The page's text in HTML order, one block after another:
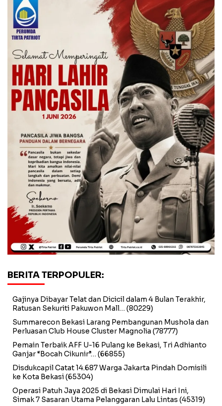
BERITA TERPOPULER:
Gajinya Dibayar Telat dan Dicicil dalam 4 Bulan Terakhir,
Ratusan Sekuriti Pakuwon Mall… (80229)
Summarecon Bekasi Larang Pembangunan Mushola dan
Perluasan Club House Cluster Magnolia (78777)
Pemain Terbaik AFF U-16 Pulang ke Bekasi, Tri Adhianto
Ganjar “Bocah Cikunir”… (66855)
Disdukcapil Catat 14.687 Warga Jakarta Pindah Domisili
ke Kota Bekasi(65304)
Operasi Patuh Jaya 2025 di Bekasi Dimulai Hari Ini,
Simak 7 Sasaran Utama Pelanggaran Lalu Lintas (45319)